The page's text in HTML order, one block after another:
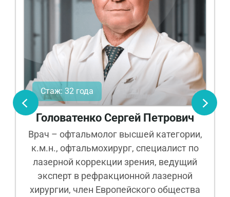
Стаж: 32 года
Головатенко Сергей Петрович
Врач – офтальмолог высшей категории,
к.м.н., офтальмохирург, специалист по
лазерной коррекции зрения, ведущий
эксперт в рефракционной лазерной
хирургии, член Европейского общества